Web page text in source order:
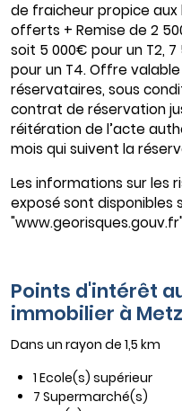
de fraicheur propice aux
offerts + Remise de 2
soit 5 000€ pour un T2,
pour un T4. Offre
réservataires, sous
contrat de réservation
réitération de l’acte
mois qui suivent la
Les informations sur les
exposé sont disponibles
Points d'intérêt
immobilier à Metz
Dans un rayon de 1,5 km
1 Ecole(s) supérieur
7 Supermarché(s)